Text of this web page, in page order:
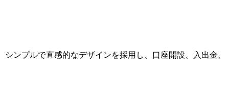
ンプルで直感的なデザインを採用し、口座開設、入出金、